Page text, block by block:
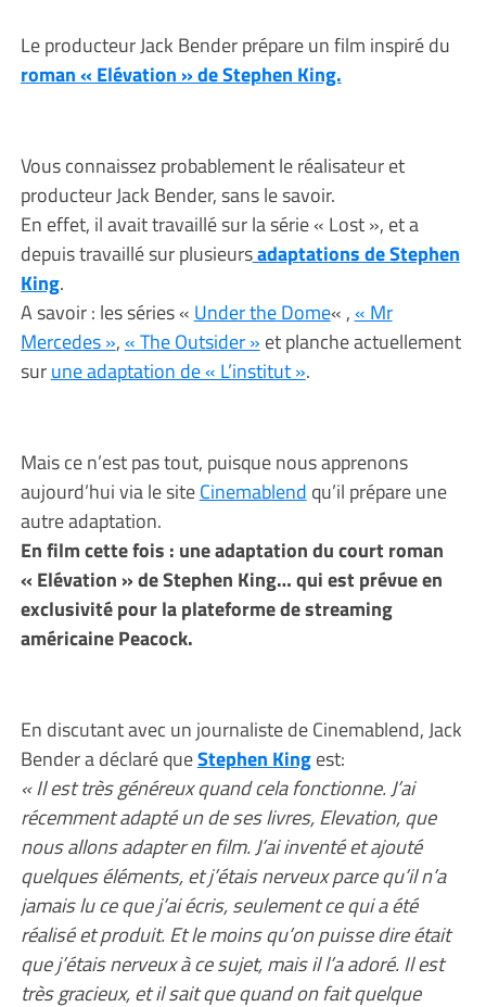
Le producteur Jack Bender prépare un film inspiré du
roman « Elévation » de Stephen King.
Vous connaissez probablement le réalisateur et
producteur Jack Bender, sans le savoir.
En effet, il avait travaillé sur la série « Lost », et a
depuis travaillé sur plusieursadaptations de Stephen
King.
A savoir : les séries « Under the Dome« ,« Mr
Mercedes »,« The Outsider » et planche actuellement
surune adaptation de « L’institut ».
Mais ce n’est pas tout, puisque nous apprenons
aujourd’hui via le siteCinemablend qu’il prépare une
autre adaptation.
En film cette fois : une adaptation du court roman
« Elévation » de Stephen King… qui est prévue en
exclusivité pour la plateforme de streaming
américaine Peacock.
En discutant avec un journaliste de Cinemablend, Jack
Bender a déclaré queStephen Kingest:
« Il est très généreux quand cela fonctionne. J’ai
récemment adapté un de ses livres, Elevation, que
nous allons adapter en film. J’ai inventé et ajouté
quelques éléments, et j’étais nerveux parce qu’il n’a
jamais lu ce que j’ai écris, seulement ce qui a été
réalisé et produit. Et le moins qu’on puisse dire était
que j’étais nerveux à ce sujet, mais il l’a adoré. Il est
très gracieux, et il sait que quand on fait quelque